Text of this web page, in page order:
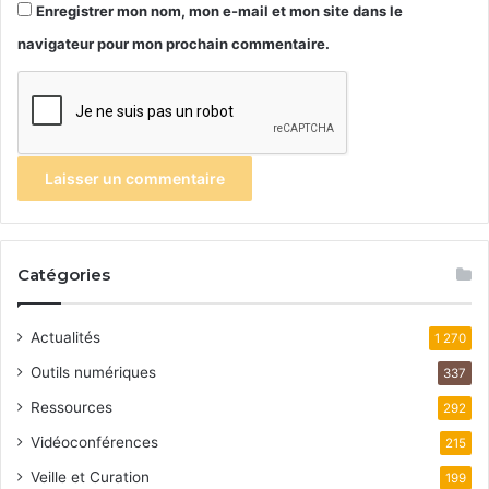
Enregistrer mon nom, mon e-mail et mon site dans le
navigateur pour mon prochain commentaire.
Catégories
Actualités 1 270
Outils numériques 337
Ressources 292
Vidéoconférences 215
Veille et Curation 199